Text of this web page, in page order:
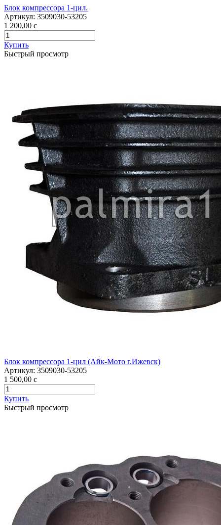
Блок компрессора 1-цил.
Артикул: 3509030-53205
1 200,00 c
Купить
Быстрый просмотр
Блок компрессора 1-цил (Айк-Мото г.Ижевск)
Артикул: 3509030-53205
1 500,00 c
Купить
Быстрый просмотр